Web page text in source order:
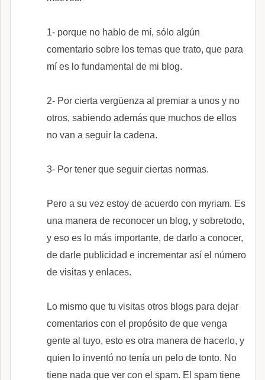
1- porque no hablo de mí, sólo algún
comentario sobre los temas que trato, que para
mí es lo fundamental de mi blog.
2- Por cierta vergüenza al premiar a unos y no
otros, sabiendo además que muchos de ellos
no van a seguir la cadena.
3- Por tener que seguir ciertas normas.
Pero a su vez estoy de acuerdo con myriam. Es
una manera de reconocer un blog, y sobretodo,
y eso es lo más importante, de darlo a conocer,
de darle publicidad e incrementar así el número
de visitas y enlaces.
Lo mismo que tu visitas otros blogs para dejar
comentarios con el propósito de que venga
gente al tuyo, esto es otra manera de hacerlo, y
quien lo inventó no tenía un pelo de tonto. No
tiene nada que ver con el spam. El spam tiene